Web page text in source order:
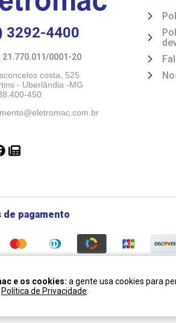
3292-4400
21.770.011/0001-20
costa, 525
- Uberlândia -MG
450
de pagamento
e os cookies: a gente usa cookies para
Política de Privacidade